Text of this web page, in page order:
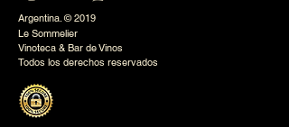
Argentina. © 2019
Le Sommelier
Vinoteca & Bar de Vinos
Todos los derechos reservados